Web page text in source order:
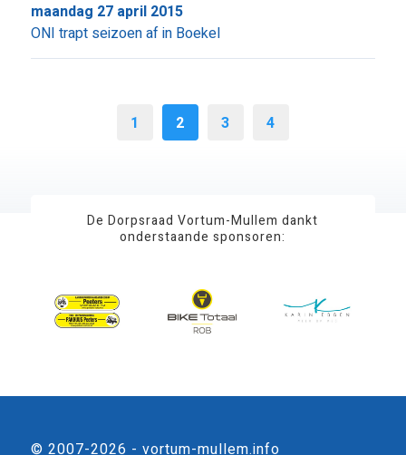
ONI trapt seizoen af in Boekel
maandag 27 april 2015
1 2 3 4
De Dorpsraad Vortum-Mullem dankt
onderstaande sponsoren:
© 2007-2026 - vortum-mullem.info